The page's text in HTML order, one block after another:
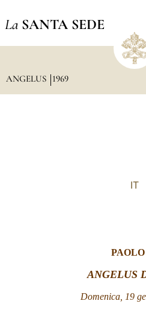
La SANTA SEDE
ANGELUS 1969
IT
ANGELUS
Domenica, 19